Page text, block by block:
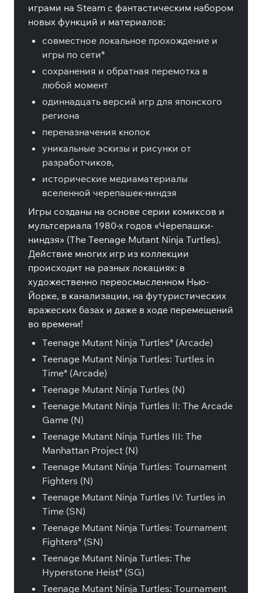
играми на Steam с фантастическим набором
новых функций и материалов:
совместное локальное прохождение и
игры по сети*
сохранения и обратная перемотка в
любой момент
одиннадцать версий игр для японского
региона
переназначения кнопок
уникальные эскизы и рисунки от
разработчиков,
исторические медиаматериалы
вселенной черепашек-ниндзя
Игры созданы на основе серии комиксов и
мультсериала 1980-х годов «Черепашки-
ниндзя» (The Teenage Mutant Ninja Turtles).
Действие многих игр из коллекции
происходит на разных локациях: в
художественно переосмысленном Нью-
Йорке, в канализации, на футуристических
вражеских базах и даже в ходе перемещений
во времени!
Teenage Mutant Ninja Turtles* (Arcade)
Teenage Mutant Ninja Turtles: Turtles in
Time* (Arcade)
Teenage Mutant Ninja Turtles (N)
Teenage Mutant Ninja Turtles II: The Arcade
Game (N)
Teenage Mutant Ninja Turtles III: The
Manhattan Project (N)
Teenage Mutant Ninja Turtles: Tournament
Fighters (N)
Teenage Mutant Ninja Turtles IV: Turtles in
Time (SN)
Teenage Mutant Ninja Turtles: Tournament
Fighters* (SN)
Teenage Mutant Ninja Turtles: The
Hyperstone Heist* (SG)
Teenage Mutant Ninja Turtles: Tournament